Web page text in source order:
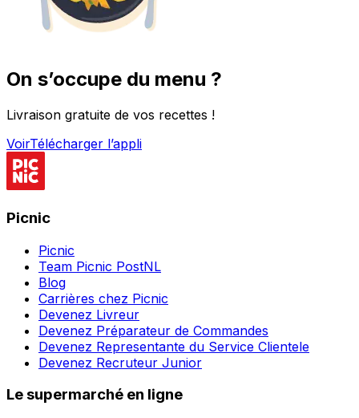
On s’occupe du menu ?
Livraison gratuite de vos recettes !
VoirTélécharger l’appli
Picnic
Picnic
Team Picnic PostNL
Blog
Carrières chez Picnic
Devenez Livreur
Devenez Préparateur de Commandes
Devenez Representante du Service Clientele
Devenez Recruteur Junior
Le supermarché en ligne